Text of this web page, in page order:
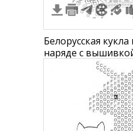
Белорусская
наряде с